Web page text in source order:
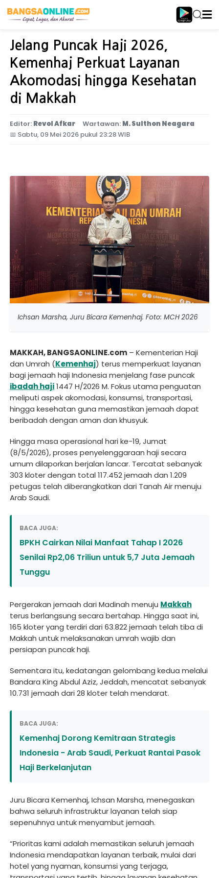
Home Nasional
Jelang Puncak Haji 2026,
Kemenhaj Perkuat Layanan
Akomodasi hingga Kesehatan
di Makkah
Editor: Revol Afkar Wartawan: M. Sulthon Neagara
📅 Sabtu, 09 Mei 2026 pukul 23:28 WIB
Ichsan Marsha, Juru Bicara Kemenhaj. Foto: MCH 2026
MAKKAH, BANGSAONLINE.com – Kementerian Haji
dan Umrah (Kemenhaj) terus memperkuat layanan
bagi jemaah haji Indonesia menjelang fase puncak
ibadah haji1447 H/2026 M. Fokus utama penguatan
meliputi aspek akomodasi, konsumsi, transportasi,
hingga kesehatan guna memastikan jemaah dapat
beribadah dengan aman dan khusyuk.
Hingga masa operasional hari ke-19, Jumat
(8/5/2026), proses penyelenggaraan haji secara
umum dilaporkan berjalan lancar. Tercatat sebanyak
303 kloter dengan total 117.452 jemaah dan 1.209
petugas telah diberangkatkan dari Tanah Air menuju
Arab Saudi.
BACA JUGA:
BPKH Cairkan Nilai Manfaat Tahap I 2026
Senilai Rp2,06 Triliun untuk 5,7 Juta Jemaah
Tunggu
Pergerakan jemaah dari Madinah menuju Makkah
terus berlangsung secara bertahap. Hingga saat ini,
165 kloter yang terdiri dari 63.822 jemaah telah tiba di
Makkah untuk melaksanakan umrah wajib dan
persiapan puncak haji.
Sementara itu, kedatangan gelombang kedua melalui
Bandara King Abdul Aziz, Jeddah, mencatat sebanyak
10.731 jemaah dari 28 kloter telah mendarat.
BACA JUGA:
Kemenhaj Dorong Kemitraan Strategis
Indonesia - Arab Saudi, Perkuat Rantai Pasok
Haji Berkelanjutan
Juru Bicara Kemenhaj, Ichsan Marsha, menegaskan
bahwa seluruh infrastruktur layanan telah siap
sepenuhnya untuk menyambut jemaah.
“Prioritas kami adalah memastikan seluruh jemaah
Indonesia mendapatkan layanan terbaik, mulai dari
hotel yang nyaman, konsumsi yang terjaga,